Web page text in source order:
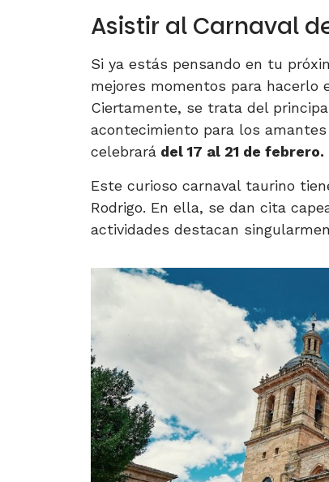
Asistir al Carnaval
Si ya estás pensando en tu
mejores momentos para hacerlo
Ciertamente, se trata del
acontecimiento para los
celebrará del 17 al 21 de febrero.
Este curioso carnaval taurino
Rodrigo. En ella, se dan cita
actividades destacan